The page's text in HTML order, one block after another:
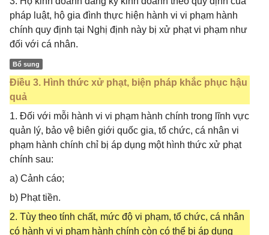
pháp luật, hộ gia đình thực hiện hành vi vi phạm hành
chính quy định tại Nghị định này bị xử phạt vi phạm như
đối với cá nhân.
Bổ sung
Điều 3. Hình thức xử phạt, biện pháp khắc phục hậu
quả
1. Đối với mỗi hành vi vi phạm hành chính trong lĩnh vực
quản lý, bảo vệ biên giới quốc gia, tổ chức, cá nhân vi
phạm hành chính chỉ bị áp dụng một hình thức xử phạt
chính sau:
a) Cảnh cáo;
b) Phạt tiền.
2. Tùy theo tính chất, mức độ vi phạm, tổ chức, cá nhân
có hành vi vi phạm hành chính còn có thể bị áp dụng